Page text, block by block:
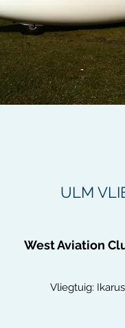
ULM
West Aviation
Vliegtuig: